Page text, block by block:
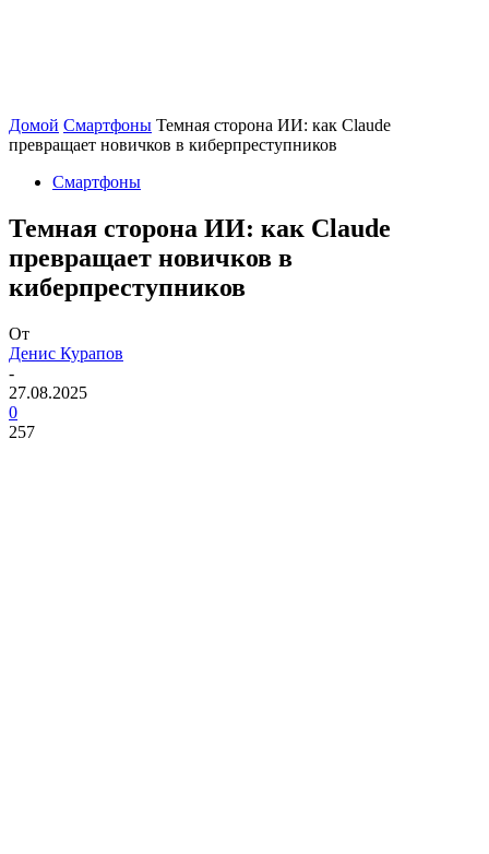
Домой Смартфоны Темная сторона ИИ: как Claude
превращает новичков в киберпреступников
Смартфоны
Темная сторона ИИ: как Claude
превращает новичков в
киберпреступников
От
Денис Курапов
-
27.08.2025
0
257